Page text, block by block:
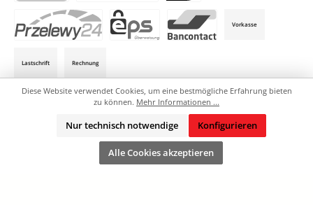
Klarna (via Stripe)Giropay (via Stripe) iDeal (via Stripe)
Vorkasse
Lastschrift Rechnung
Downloads
Kontakt
Versand und Zahlungsbedingungen
Alle Preise exkl. gesetzl. Mehrwertsteuer zzgl.Versandkosten
Nachnahmegebühren, wenn nicht anders angegeben.
Diese Website verwendet Cookies, um eine bestmögliche Erfahrung bieten
zu können. Mehr Informationen ...
Nur technisch notwendige Konfigurieren
Alle Cookies akzeptieren